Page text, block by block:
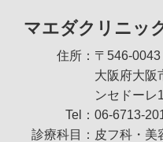
の上お問い合わせくだ
3歳～13歳 3,850
13歳以上 3,850
65歳以上の大阪市
円 1回接種
マエダクリニッ
住所： 〒546-0043
大阪府大
ンセドーレ
Tel： 06-6713-
診療科目： 皮フ科・美